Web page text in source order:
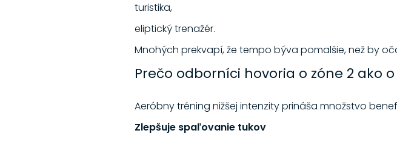
turistika,
eliptický trenažér.
Mnohých prekvapí, že tempo býva pomalšie, než by
Prečo odborníci hovoria o zóne 2 ako
Aeróbny tréning nižšej intenzity prináša množstvo
Zlepšuje spaľovanie tukov